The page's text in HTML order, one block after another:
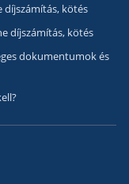
kötés
díjszámítás, kötés
dokumentumok és